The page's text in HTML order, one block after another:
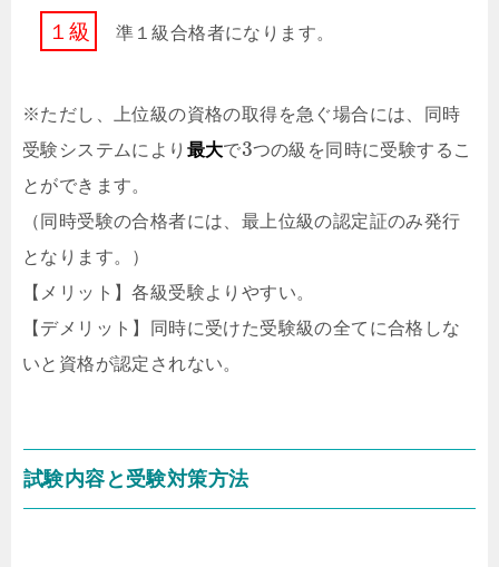
１ 級 準 １級合格者になります。
※ただし、上位級の資格の取得を急ぐ場合には、同時
受験システムにより 最大で3つの級を同時に受験するこ
とができます。
（同時受験の合格者には、最上位級の認定証のみ発行
となります。）
【メリット】各級受験よりやすい。
【デメリット】同時に受けた受験級の全てに合格しな
いと資格が認定されない。
試験内容と受験対策方法